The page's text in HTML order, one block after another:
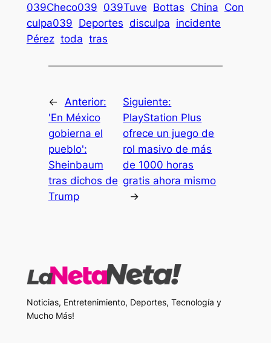
039Checo039 039Tuve Bottas China Con
culpa039 Deportes disculpa incidente
Pérez toda tras
←
Anterior:
'En México
gobierna el
pueblo':
Sheinbaum
tras dichos de
Trump
Siguiente:
PlayStation Plus
ofrece un juego de
rol masivo de más
de 1000 horas
gratis ahora mismo
→
Noticias, Entretenimiento, Deportes, Tecnología y
Mucho Más!